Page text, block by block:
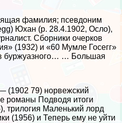
фамилия; псевдоним
Юхан (р. 28.4.1902, Осло),
Сборники очерков
(1932) и «60 Мумле Госегг»
буржуазного… … Большая
(1902 79) норвежский
романы Подводя итоги
трилогия Маленький лорд
(1956) и Теперь ему не уйти